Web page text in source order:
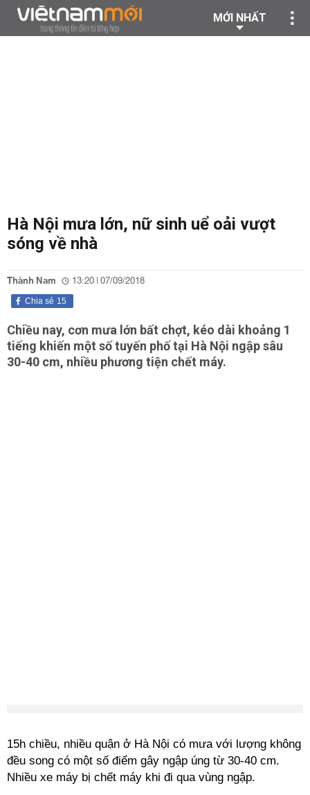
MỚI NHẤT
Hà Nội mưa lớn, nữ sinh uể oải vượt
sóng về nhà
Thành Nam 13:20 | 07/09/2018
15
Chia sẻ
Chiều nay, cơn mưa lớn bất chợt, kéo dài khoảng 1
tiếng khiến một số tuyến phố tại Hà Nội ngập sâu
30-40 cm, nhiều phương tiện chết máy.
15h chiều, nhiều quận ở Hà Nội có mưa với lượng không
đều song có một số điểm gây ngập úng từ 30-40 cm.
Nhiều xe máy bị chết máy khi đi qua vùng ngập.